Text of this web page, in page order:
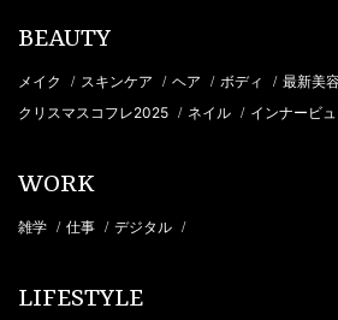
BEAUTY
メイク / スキンケア / ヘア / ボディ / 最新美
クリスマスコフレ2025 / ネイル / インナービ
WORK
雑学 / 仕事 / デジタル /
LIFESTYLE